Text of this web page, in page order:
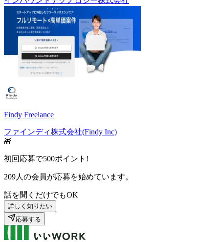
Findy Freelance
ファインディ株式会社(Findy Inc)
🎁
初回応募で500ポイント!
209人の会員が応募を始めています。
話を聞くだけでもOK
詳しく知りたい
応募する